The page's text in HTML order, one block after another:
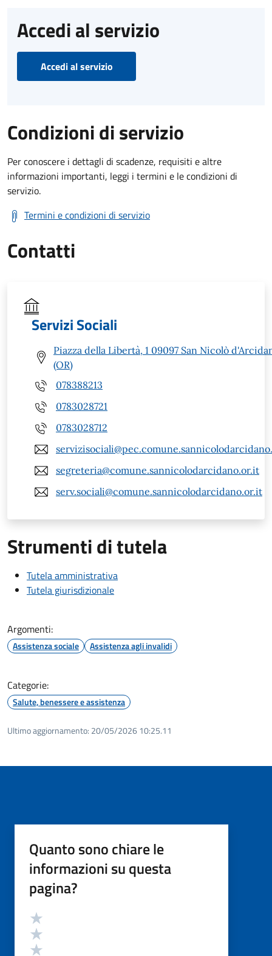
Accedi al servizio
Accedi al servizio
Condizioni di servizio
Per conoscere i dettagli di scadenze, requisiti e altre
informazioni importanti, leggi i termini e le condizioni di
servizio.
Termini e condizioni di servizio
Contatti
Servizi Sociali
Piazza della Libertà, 1 09097 San Nicolò
(OR)
078388213
0783028721
0783028712
segreteria@comune.sannicolodarcidano.or.it
serv.sociali@comune.sannicolodarcidano.or.it
Strumenti di tutela
Tutela amministrativa
Tutela giurisdizionale
Argomenti:
Assistenza sociale Assistenza agli invalidi
Categorie:
Salute, benessere e assistenza
Ultimo aggiornamento: 20/05/2026 10:25.11
Quanto sono chiare le
informazioni su questa
pagina?
Valutazione